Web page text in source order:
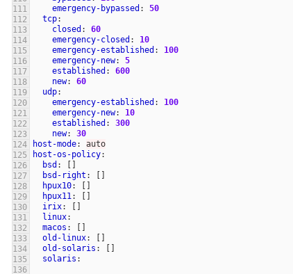
emergency-bypassed :
50
tcp:
closed :
60
emergency-closed :
10
emergency-established :
100
emergency-new:
5
established :
600
new:
60
udp:
emergency-established :
100
emergency-new:
10
established :
300
new:
30
host-mode:
auto
host-os-policy:
bsd :
bsd-right :
hpux10:
hpux11:
irix:
linux:
macos :
old-linux:
old-solaris :
solaris :